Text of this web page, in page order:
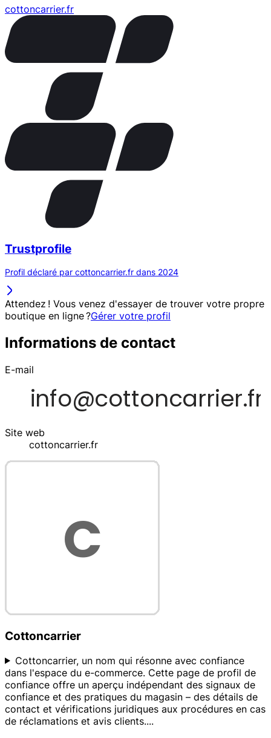
cottoncarrier.fr
Trustprofile
Profil déclaré par cottoncarrier.fr dans 2024
Attendez ! Vous venez d'essayer de trouver votre propre
boutique en ligne ?Gérer votre profil
Informations de contact
E-mail
Site web
cottoncarrier.fr
Cottoncarrier
Cottoncarrier, un nom qui résonne avec confiance
dans l'espace du e-commerce. Cette page de profil de
confiance offre un aperçu indépendant des signaux de
confiance et des pratiques du magasin – des détails de
contact et vérifications juridiques aux procédures en cas
de réclamations et avis clients....